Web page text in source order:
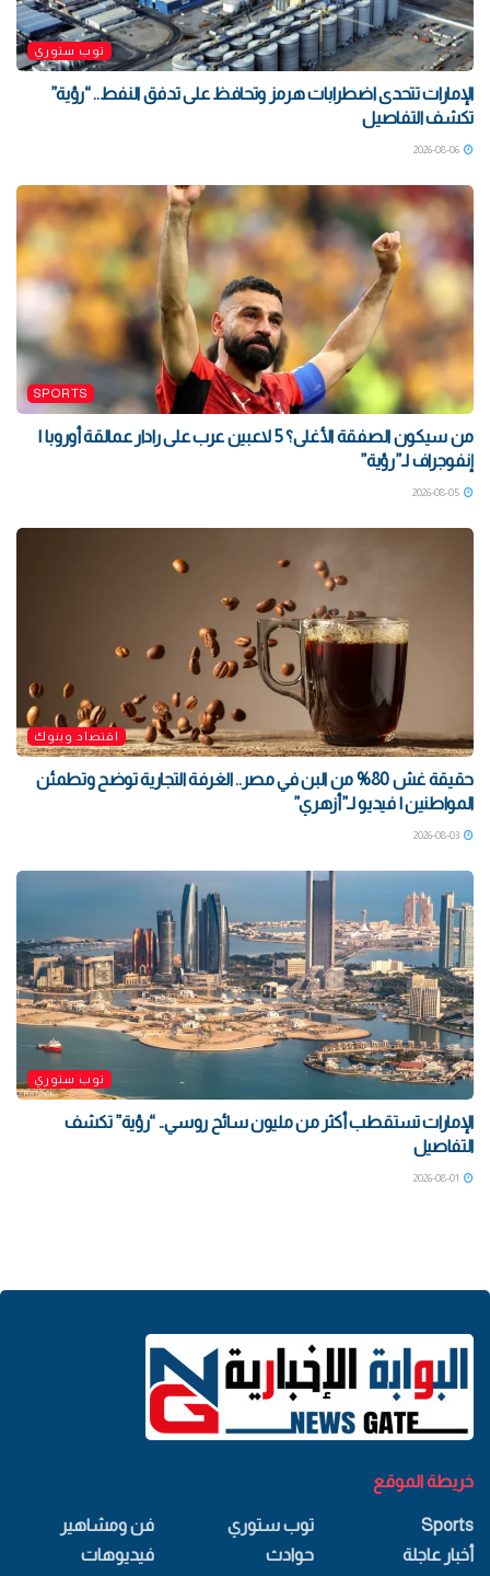
توب ستوري
الإمارات تتحدى اضطرابات هرمز وتحافظ على تدفق النفط.. “رؤية”
تكشف التفاصيل
SPORTS
من سيكون الصفقة الأغلى؟ 5 لاعبين عرب على رادار عمالقة أوروبا |
إنفوجراف لـ”رؤية”
اقتصاد وبنوك
حقيقة غش 80% من البن في مصر.. الغرفة التجارية توضح وتطمئن
المواطنين | فيديو لـ”أزهري”
توب ستوري
الإمارات تستقطب أكثر من مليون سائح روسي.. “رؤية” تكشف
التفاصيل
خريطة الموقع
Sports
أخبار عاجلة
توب ستوري
حوادث
فن ومشاهير
فيديوهات